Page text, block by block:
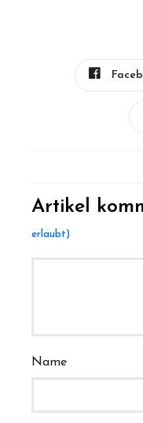
Artikel
Name